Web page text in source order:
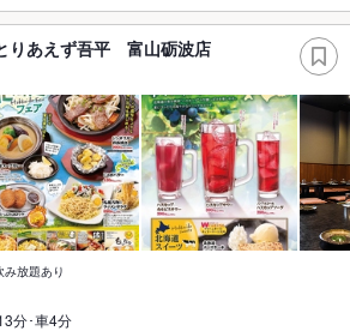
りあえず吾平 富山砺波店
放題あり
分･車4分